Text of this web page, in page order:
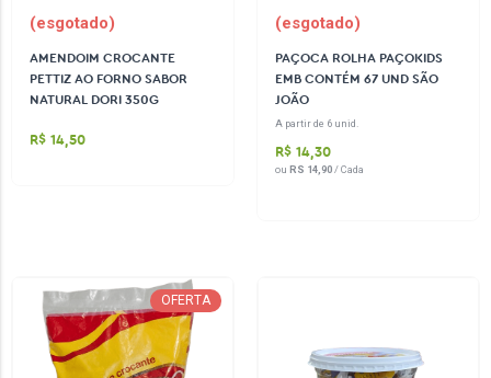
(esgotado)
AMENDOIM CROCANTE
PETTIZ AO FORNO SABOR
NATURAL DORI 350G
R$ 14,50
(esgotado)
PAÇOCA ROLHA PAÇOKIDS
EMB CONTÉM 67 UND SÃO
JOÃO
A partir de 6 unid.
R$ 14,30
ou RS 14,90/ Cada
OFERTA